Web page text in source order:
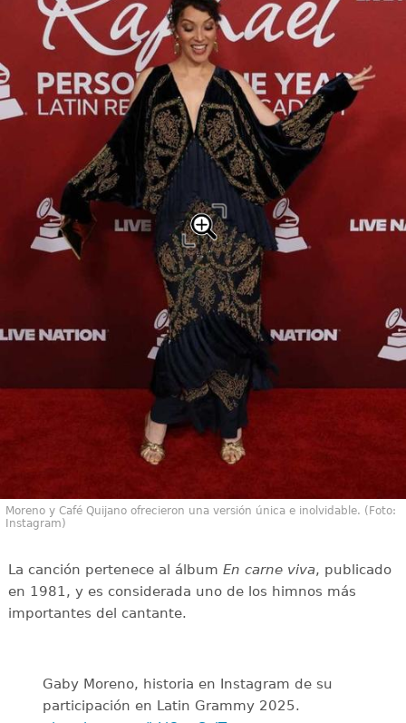
Moreno y Café Quijano ofrecieron una versión única e inolvidable. (Foto:
Instagram)
La canción pertenece al álbum En carne viva, publicado
en 1981, y es considerada uno de los himnos más
importantes del cantante.
Gaby Moreno, historia en Instagram de su
participación en Latin Grammy 2025.